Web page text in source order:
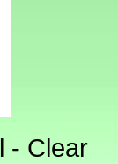
- Clear